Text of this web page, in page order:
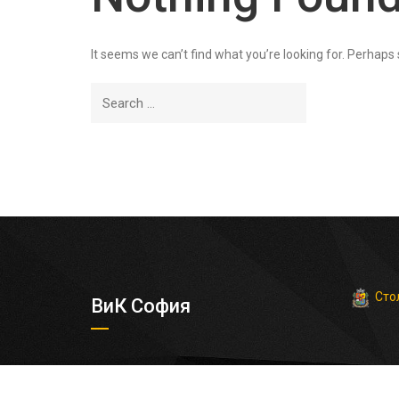
It seems we can’t find what you’re looking for. Perhaps
ВиК София